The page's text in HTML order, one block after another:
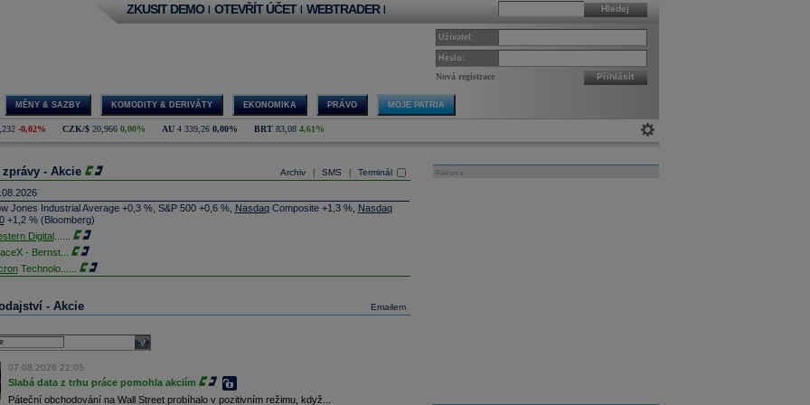
Hledej
ZKUSIT DEMO | OTEVŘÍT ÚČET | WEBTRADER |
Uživatel:
Heslo:
Nová registrace Přihlásit
MĚNY & SAZBY KOMODITY & DERIVÁTY EKONOMIKA PRÁVO MOJE PATRIA
-0,02% CZK/$ 20,966 0,00% AU 4 339,26 0,00% BRT 83,08 4,61%
Archiv SMS Terminál
zprávy - Akcie
Jones Industrial Average +0,3 %, S&P 500 +0,6 %, NasdaqComposite +1,3 %, Nasdaq
+1,2 % (Bloomberg)
Digital......
- Bernst...
Technolo......
obchodů s akciemi na pražské burze za dnešní den je 0,831 mld. Kč. Průměrný objem
za poslední rok je 0,665 mld. Kč.
výroby balistických střel ATACMS ve spolupráci s americkou firmou
dobu potrvá. Agentuře Reuters to řekl generální ředitel německé zbrojovky
Papperger. Společná výroba s Lockheedem v Německu by podle něj mohla pomoci
arzenál Spojeným státům, které mají zvýšenou spotřebu střel kvůli válce s Íránem
Emailem
- Akcie
select
07.08.2026 22:05
Slabá data z trhu práce pomohla akciím
Páteční obchodování na Wall Street probíhalo v pozitivním režimu, když...
Reklama